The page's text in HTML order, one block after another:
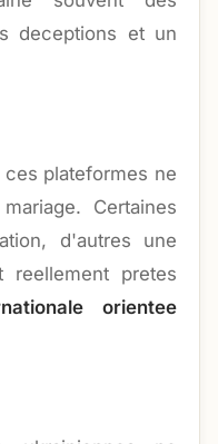
deceptions et un
plateformes ne
Certaines
d'autres une
reellement pretes
orientee